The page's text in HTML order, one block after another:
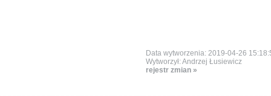
Data wytworzenia: 2019-04-26
Wytworzył: Andrzej Łusiewicz
rejestr zmian »